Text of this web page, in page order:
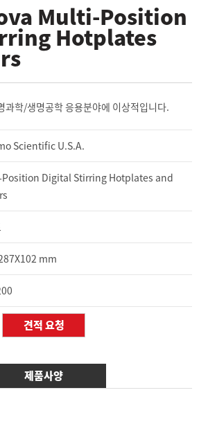
Multi-Position
Hotplates
과학/생명공학 응용분야에 이상적입니다.
Scientific U.S.A.
Digital Stirring Hotplates and
mm
제품사양